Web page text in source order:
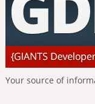
Your source of